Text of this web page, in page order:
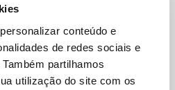
conteúdo e
de redes sociais e
partilhamos
utilização do site com os
x
quais as